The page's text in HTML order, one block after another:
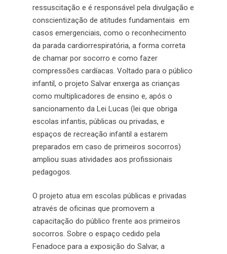
ressuscitação e é responsável pela divulgação e
conscientização de atitudes fundamentais em
casos emergenciais, como o reconhecimento
da parada cardiorrespiratória, a forma correta
de chamar por socorro e como fazer
compressões cardíacas. Voltado para o público
infantil, o projeto Salvar enxerga as crianças
como multiplicadores de ensino e, após o
sancionamento da Lei Lucas (lei que obriga
escolas infantis, públicas ou privadas, e
espaços de recreação infantil a estarem
preparados em caso de primeiros socorros)
ampliou suas atividades aos profissionais
pedagogos.
O projeto atua em escolas públicas e privadas
através de oficinas que promovem a
capacitação do público frente aos primeiros
socorros. Sobre o espaço cedido pela
Fenadoce para a exposição do Salvar, a